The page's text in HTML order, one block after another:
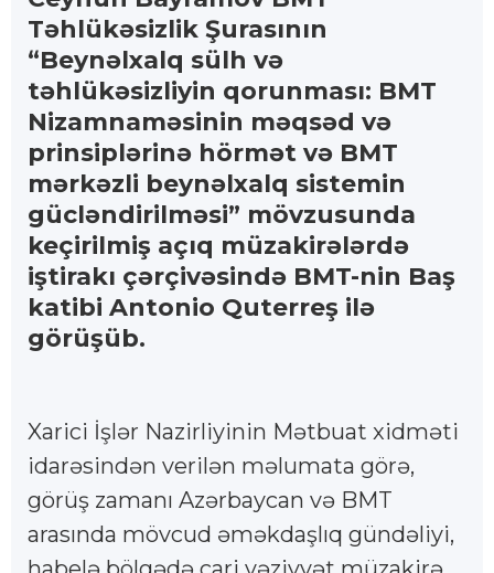
Təhlükəsizlik Şurasının
“Beynəlxalq sülh və
təhlükəsizliyin qorunması: BMT
Nizamnaməsinin məqsəd və
prinsiplərinə hörmət və BMT
mərkəzli beynəlxalq sistemin
gücləndirilməsi” mövzusunda
keçirilmiş açıq müzakirələrdə
iştirakı çərçivəsində BMT-nin Baş
katibi Antonio Quterreş ilə
görüşüb.
Xarici İşlər Nazirliyinin Mətbuat xidməti
idarəsindən verilən məlumata görə,
görüş zamanı Azərbaycan və BMT
arasında mövcud əməkdaşlıq gündəliyi,